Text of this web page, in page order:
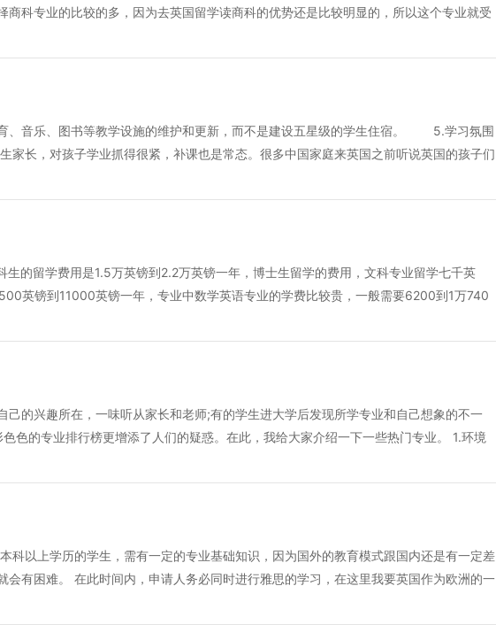
。这所大学也是第一所提供本科Disaster Management Programme专业的大学。
商科专业的比较的多，因为去英国留学读商科的优势还是比较明显的，所以这个专业就受
认证 英国有非常多的世界著名
、音乐、图书等教学设施的维护和更新，而不是建设五星级的学生住宿。 5.学习氛围
，对孩子学业抓得很紧，补课也是常态。很多中国家庭来英国之前听说英国的孩子们
而且寒暑假还会为孩子报名各种丰富的学习实践项目。大家都是奔着名校的目标冲刺，只
素质培养，不是单一的应试辅导。 6.学生必须受洗入教 我们遇到不少这样的情
教会学校，不管学术成绩多牛，家长都害怕孩子会被迫改变宗教信仰。其实教会学校通常
，在周末或节日里有学生唱诗班(可自愿参加)，学校绝不勉强或游说信奉宗教。这些其实
体会西方传统宗教文化的氛围。 7.报名截止日期 每所留学的父母不在少数，然而众
谨作风，很多顶尖名校都要提前1至2年，甚至提前更长时间就要开始注册报名，过了截止
学习，生活都是困难的。沪江网校专门为想出国留学的朋友准备了精品课程，帮助大家
深造的路程。
生的留学费用是1.5万英镑到2.2万英镑一年，博士生留学的费用，文科专业留学七千英
英镑到11000英镑一年，专业中数学英语专业的学费比较贵，一般需要6200到1万740
便宜，在学校住一般需要四千左右，在外面租房子，每月大概是两千左右。 英国留学
的大城市每个月需要七百英镑到八百英镑，如果是其他的地方需要五百英镑到六百英镑，
一年不是伦敦的地方，大概是8000到1万英镑一年。 留学历要求都非常的高，本科毕
外留学来争取自己更高的学学前各项费用，如果考雅思的话，普通雅思1800元人民币，
元人民币，签证328英镑。英国教育制度和中国不一样，中国大学费用有一个统一的标
年的时间，上面的费用只是一个大概的范围，具体还是要看学校的公布。
己的兴趣所在，一味听从家长和老师;有的学生进大学后发现所学专业和自己想象的不一
色的专业排行榜更增添了人们的疑惑。在此，我给大家介绍一下一些热门专业。 1.环境
去向：主要到科研机构、高等学校、企业事业单位及行政部门等从事科研、教学、环境保
与技术 专业介绍：培养能在科研部门、教育单位、企业、事业、技术和行政管理部门等
用的计算机科学与技术学科的高级专门科学技术人才。 就业去向：计算机科学与技术类专
高等教育分为12个学科门类，92个专业类，506种专业系统或行业的相关部门从事软件开
研和技术工作。 3.通信工程： 专业介绍：本专业培养掌握光波、无线、多媒体通讯技
电部所属各邮电管理局及公司从事科研、技术开发、经营及管理工作，也可到军队、铁
科以上学历的学生，需有一定的专业基础知识，因为国外的教育模式跟国内还是有一定差
会有困难。 在此时间内，申请人务必同时进行雅思的学习，在这里我要英国作为欧洲的一
件分类—— 高中 1、私立学校 英国中学的体系实行双轨制，即公立制和私立制。公立学